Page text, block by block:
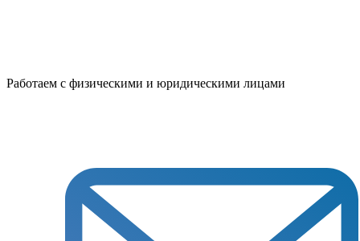
Работаем с физическими и юридическими лицами